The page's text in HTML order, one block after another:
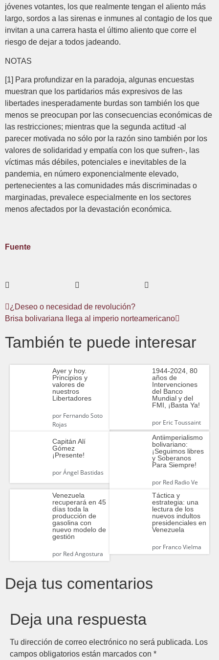
jóvenes votantes, los que realmente tengan el aliento más
largo, sordos a las sirenas e inmunes al contagio de los que
invitan a una carrera hasta el último aliento que corre el
riesgo de dejar a todos jadeando.
NOTAS
[1] Para profundizar en la paradoja, algunas encuestas
muestran que los partidarios más expresivos de las
libertades inesperadamente burdas son también los que
menos se preocupan por las consecuencias económicas de
las restricciones; mientras que la segunda actitud -al
parecer motivada no sólo por la razón sino también por los
valores de solidaridad y empatía con los que sufren-, las
víctimas más débiles, potenciales e inevitables de la
pandemia, en número exponencialmente elevado,
pertenecientes a las comunidades más discriminadas o
marginadas, prevalece especialmente en los sectores
menos afectados por la devastación económica.
Fuente
¿Deseo o necesidad de revolución?
Brisa bolivariana llega al imperio norteamericano
También te puede interesar
Ayer y hoy.
Principios y
valores de
nuestros
Libertadores
porFernando Soto
Rojas
1944-2024, 80
años de
Intervenciones
del Banco
Mundial y del
FMI, ¡Basta Ya!
porEric Toussaint
Capitán Alí
Gómez
¡Presente!
porÁngel Bastidas
Antiimperialismo
bolivariano:
¡Seguimos libres
y Soberanos
Para Siempre!
porRed Radio Ve
Venezuela
recuperará en 45
días toda la
producción de
gasolina con
nuevo modelo de
gestión
porRed Angostura
Táctica y
estrategia: una
lectura de los
nuevos indultos
presidenciales en
Venezuela
porFranco Vielma
Deja tus comentarios
Deja una respuesta
Tu dirección de correo electrónico no será publicada. Los
campos obligatorios están marcados con *